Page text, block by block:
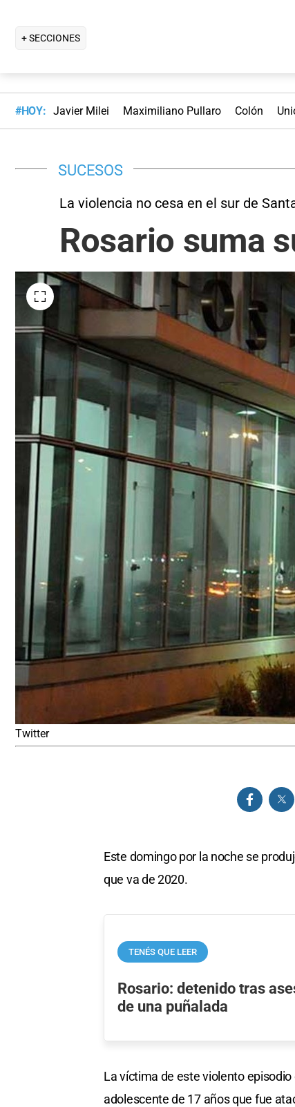
+ SECCIONES
#HOY: Javier Milei Maximiliano Pullaro Colón
SUCESOS
La violencia no cesa en el sur de
Rosario suma
Twitter
Este domingo por la noche se
que va de 2020.
TENÉS QUE LEER
Rosario: detenido tras
de una puñalada
La víctima de este violento
adolescente de 17 años que fue